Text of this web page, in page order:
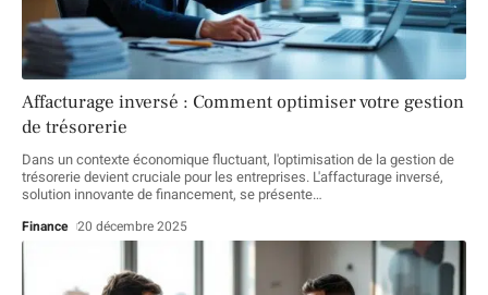
Affacturage inversé : Comment optimiser votre gestion
de trésorerie
Dans un contexte économique fluctuant, l'optimisation de la gestion de
trésorerie devient cruciale pour les entreprises. L'affacturage inversé,
solution innovante de financement, se présente…
Finance 20 décembre 2025